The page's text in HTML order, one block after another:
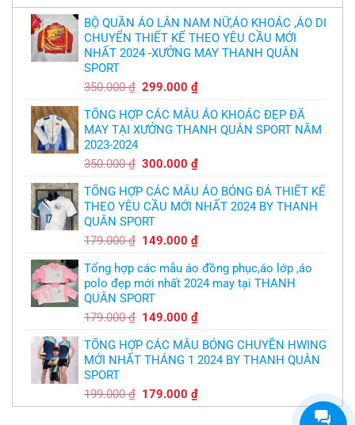
trích
cầu
thủ,
thừa
nhận
sự
thật
chát
bầy
quỷ
nhỏ
và
in
áo
bóng
chuyền
theo
yêu
,thiết
free
BỘ QUẦN ÁO LÂN NAM NỮ,ÁO KHOÁC ,ÁO DI
CHUYỂN THIẾT KẾ THEO YÊU CẦU MỚI
NHẤT 2024 -XƯỞNG MAY THANH QUÂN
SPORT
350.000₫ Giá
là:
350.000 ₫.
299.000₫Giá
tại
là:
TỔNG HỢP CÁC MẪU ÁO KHOÁC ĐẸP ĐÃ
MAY TẠI XƯỞNG THANH QUÂN SPORT NĂM
2023-2024
350.000₫ Giá
là:
350.000 ₫.
300.000₫Giá
tại
là:
TỔNG HỢP CÁC MẪU ÁO BÓNG ĐÁ THIẾT KẾ
THEO YÊU CẦU MỚI NHẤT 2024 BY THANH
QUÂN SPORT
179.000₫ Giá
là:
179.000 ₫.
149.000₫Giá
tại
là:
Tổng hợp các mẫu áo đồng phục,áo lớp ,áo
polo đẹp mới nhất 2024 may tại THANH
QUÂN SPORT
179.000₫ Giá
là:
179.000 ₫.
149.000₫Giá
tại
là:
TỔNG HỢP CÁC MẪU BÓNG CHUYỀN HWING
MỚI NHẤT THÁNG 1 2024 BY THANH QUÂN
SPORT
199.000₫ Giá
gốc
179.000₫Giá
hiện